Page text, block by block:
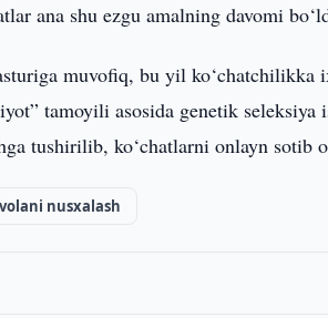
ana shu ezgu amalning davomi
muvofiq, bu yil ko‘chatchilikka
tamoyili asosida genetik
tushirilib, ko‘chatlarni onlayn sotib
nusxalash